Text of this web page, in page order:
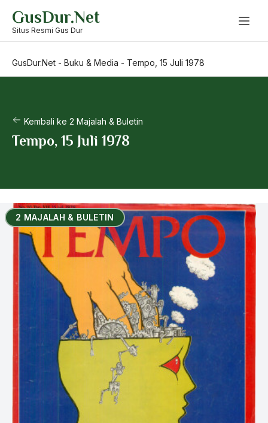
content
GusDur.Net
Situs Resmi Gus Dur
GusDur.Net - Buku & Media - Tempo, 15 Juli 1978
Kembali ke 2 Majalah & Buletin
Tempo, 15 Juli 1978
2 MAJALAH & BULETIN